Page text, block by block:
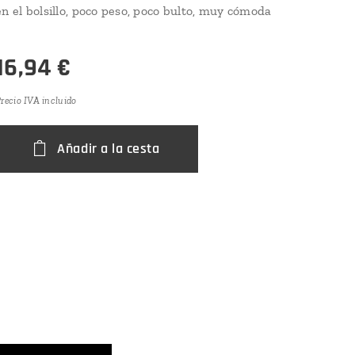
el bolsillo, poco peso, poco bulto, muy cómoda
€
IVA incluido
Añadir a la cesta